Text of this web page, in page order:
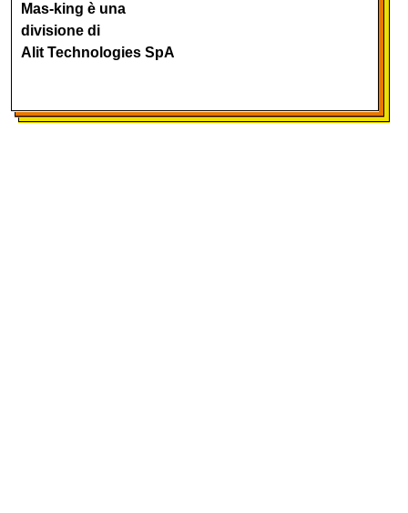
Mas-king è una
divisione di
Alit Technologies SpA